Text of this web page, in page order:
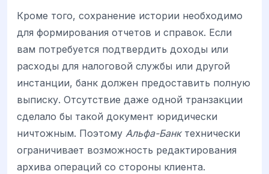
Кроме того, сохранение истории необходимо
для формирования отчетов и справок. Если
вам потребуется подтвердить доходы или
расходы для налоговой службы или другой
инстанции, банк должен предоставить полную
выписку. Отсутствие даже одной транзакции
сделало бы такой документ юридически
ничтожным. Поэтому Альфа-Банктехнически
ограничивает возможность редактирования
архива операций со стороны клиента.